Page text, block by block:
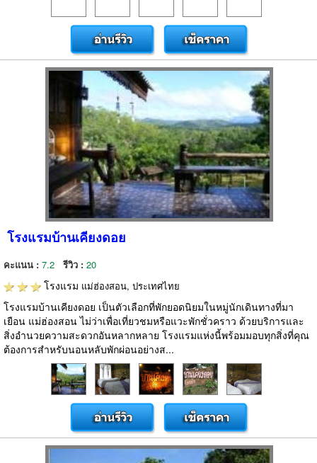
โรงแรมบ้านเคียงดอย
คะแนน : 7.2 รีวิว : 20
โรงแรม แม่ฮ่องสอน, ประเทศไทย
โรงแรมบ้านเคียงดอย เป็นตัวเลือกที่พักยอดนิยมในหมู่นักเดินทางที่มา
เยือน แม่ฮ่องสอน ไม่ว่าเพื่อเที่ยวชมหรือแวะพักชั่วคราว ด้วยบริการและ
สิ่งอำนวยความสะดวกอันหลากหลาย โรงแรมแห่งนี้พร้อมมอบทุกสิ่งที่คุณ
ต้องการสำหรับนอนหลับพักผ่อนอย่างส...